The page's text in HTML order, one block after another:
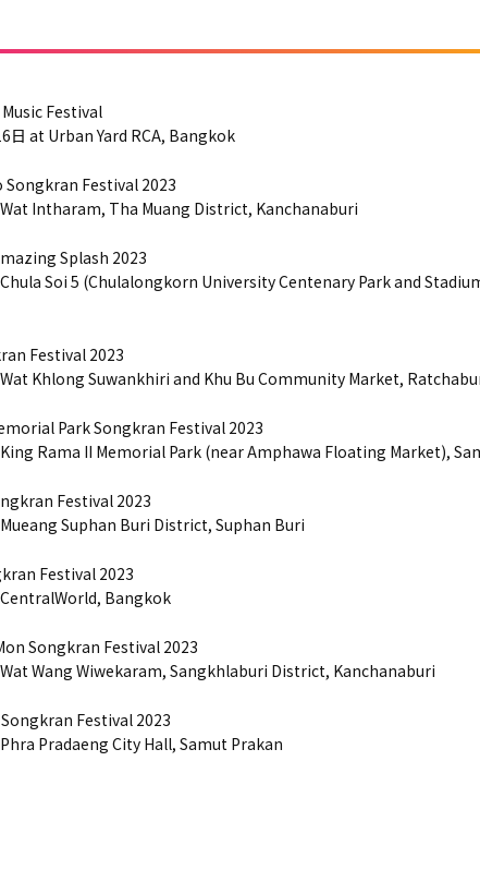
Festival
日 at Urban Yard RCA, Bangkok
Songkran Festival 2023
Intharam, Tha Muang District, Kanchanaburi
Splash 2023
Soi 5 (Chulalongkorn University Centenary Park and
Festival 2023
Khlong Suwankhiri and Khu Bu Community Market,
Park Songkran Festival 2023
Rama II Memorial Park (near Amphawa Floating Market),
Festival 2023
Suphan Buri District, Suphan Buri
Festival 2023
Bangkok
Songkran Festival 2023
Wang Wiwekaram, Sangkhlaburi District, Kanchanaburi
Festival 2023
Pradaeng City Hall, Samut Prakan